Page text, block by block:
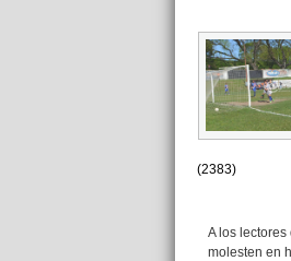
(2383)
A los
molesten en